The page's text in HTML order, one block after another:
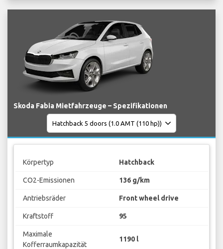
Skoda Fabia Mietfahrzeuge – Spezifikationen
Körpertyp Hatchback
CO2-Emissionen 136 g/km
Antriebsräder Front wheel drive
Kraftstoff 95
Maximale
Kofferraumkapazität
1190 l